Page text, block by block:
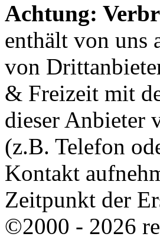
Achtung:
enthält von uns
von
& Freizeit mit
dieser Anbieter
(z.B. Telefon
Kontakt
Zeitpunkt der
©2000 - 2026